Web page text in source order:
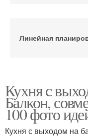
Линейная
Кухня с
Балкон,
100 фото
Кухня с выходом на